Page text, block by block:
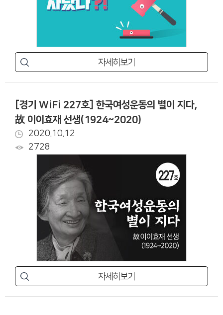
자세히보기
[경기 WiFi 227호] 한국여성운동의 별이 지다,
故 이이효재 선생(1924~2020)
2020.10.12
2728
자세히보기